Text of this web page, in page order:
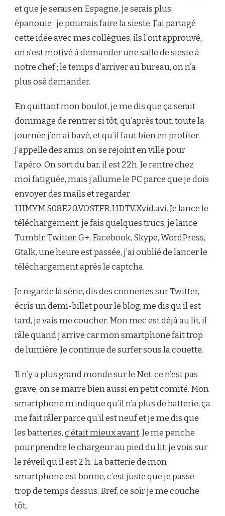
et que je serais en Espagne, je serais plus
épanouie : je pourrais faire la sieste. J’ai partagé
cette idée avec mes collègues, ils l’ont approuvé,
on s’est motivé à demander une salle de sieste à
notre chef ; le temps d’arriver au bureau, on n’a
plus osé demander.
En quittant mon boulot, je me dis que ça serait
dommage de rentrer si tôt, qu’après tout, toute la
journée j’en ai bavé, et qu’il faut bien en profiter.
J’appelle des amis, on se rejoint en ville pour
l’apéro. On sort du bar, il est 22h. Je rentre chez
moi fatiguée, mais j’allume le PC parce que je dois
envoyer des mails et regarder
HIMYM.S08E20.VOSTFR.HDTV.Xvid.avi. Je lance le
téléchargement, je fais quelques trucs, je lance
Tumblr, Twitter, G+, Facebook, Skype, WordPress,
Gtalk, une heure est passée, j’ai oublié de lancer le
téléchargement après le captcha.
Je regarde la série, dis des conneries sur Twitter,
écris un demi-billet pour le blog, me dis qu’il est
tard, je vais me coucher. Mon mec est déjà au lit, il
râle quand j’arrive car mon smartphone fait trop
de lumière. Je continue de surfer sous la couette.
Il n’y a plus grand monde sur le Net, ce n’est pas
grave, on se marre bien aussi en petit comité. Mon
smartphone m’indique qu’il n’a plus de batterie, ça
me fait râler parce qu’il est neuf et je me dis que
les batteries,c’était mieux avant. Je me penche
pour prendre le chargeur au pied du lit, je vois sur
le réveil qu’il est 2 h. La batterie de mon
smartphone est bonne, c’est juste que je passe
trop de temps dessus. Bref, ce soir je me couche
tôt.